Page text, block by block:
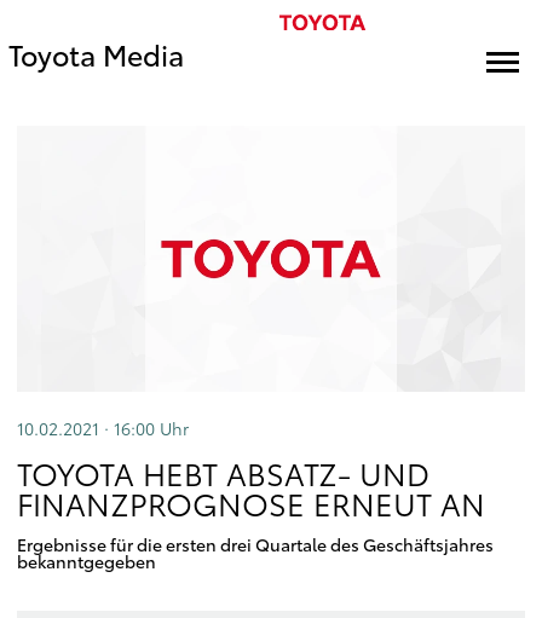
Toyota Media
10.02.2021 · 16:00 Uhr
TOYOTA HEBT ABSATZ- UND
FINANZPROGNOSE ERNEUT AN
Ergebnisse für die ersten drei Quartale des Geschäftsjahres
bekanntgegeben